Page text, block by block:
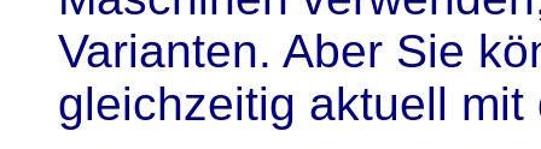
Varianten. Aber Sie
gleichzeitig aktuell